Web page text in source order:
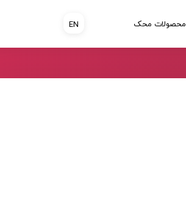
محصولات محک EN